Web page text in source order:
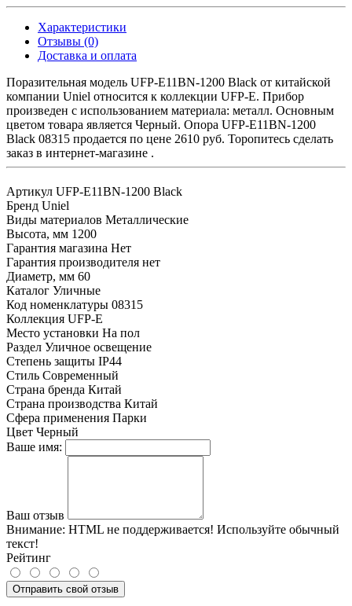
Характеристики
Отзывы (0)
Доставка и оплата
Поразительная модель UFP-E11BN-1200 Black от китайской
компании Uniel относится к коллекции UFP-E. Прибор
произведен с использованием материала: металл. Основным
цветом товара является Черный. Опора UFP-E11BN-1200
Black 08315 продается по цене 2610 руб. Торопитесь сделать
заказ в интернет-магазине .
Артикул UFP-E11BN-1200 Black
Бренд Uniel
Виды материалов Металлические
Высота, мм 1200
Гарантия магазина Нет
Гарантия производителя нет
Диаметр, мм 60
Каталог Уличные
Код номенклатуры 08315
Коллекция UFP-E
Место установки На пол
Раздел Уличное освещение
Степень защиты IP44
Стиль Современный
Страна бренда Китай
Страна производства Китай
Сфера применения Парки
Цвет Черный
Ваше имя:
Ваш отзыв
Внимание: HTML не поддерживается! Используйте обычный
текст!
Рейтинг
Отправить свой отзыв